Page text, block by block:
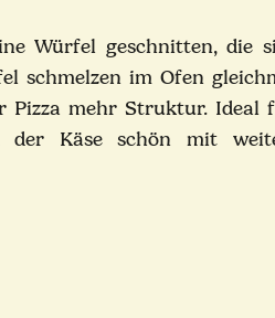
Würfel geschnitten, die
schmelzen im Ofen
Pizza mehr Struktur. Ideal
der Käse schön mit